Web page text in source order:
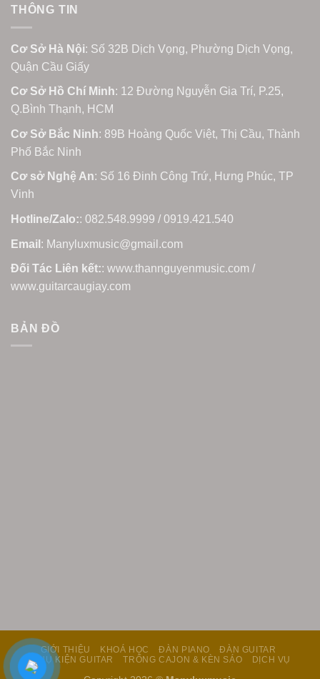
THÔNG TIN
Cơ Sở Hà Nội: Số 32B Dịch Vọng, Phường Dịch Vọng,
Quận Cầu Giấy
Cơ Sở Hồ Chí Minh: 12 Đường Nguyễn Gia Trí, P.25,
Q.Bình Thạnh, HCM
Cơ Sở Bắc Ninh: 89B Hoàng Quốc Việt, Thị Cầu, Thành
Phố Bắc Ninh
Cơ sở Nghệ An: Số 16 Đinh Công Trứ, Hưng Phúc, TP
Vinh
Hotline/Zalo:: 082.548.9999 / 0919.421.540
Email : Manyluxmusic@gmail.com
Đối Tác Liên kết:: www.thannguyenmusic.com /
www.guitarcaugiay.com
BẢN ĐỒ
GIỚI THIỆU KHOÁ HỌC ĐÀN PIANO
ĐÀN GUITAR
PHỤ KIỆN GUITAR
TRỐNG CAJON & KÈN SÁO DỊCH VỤ